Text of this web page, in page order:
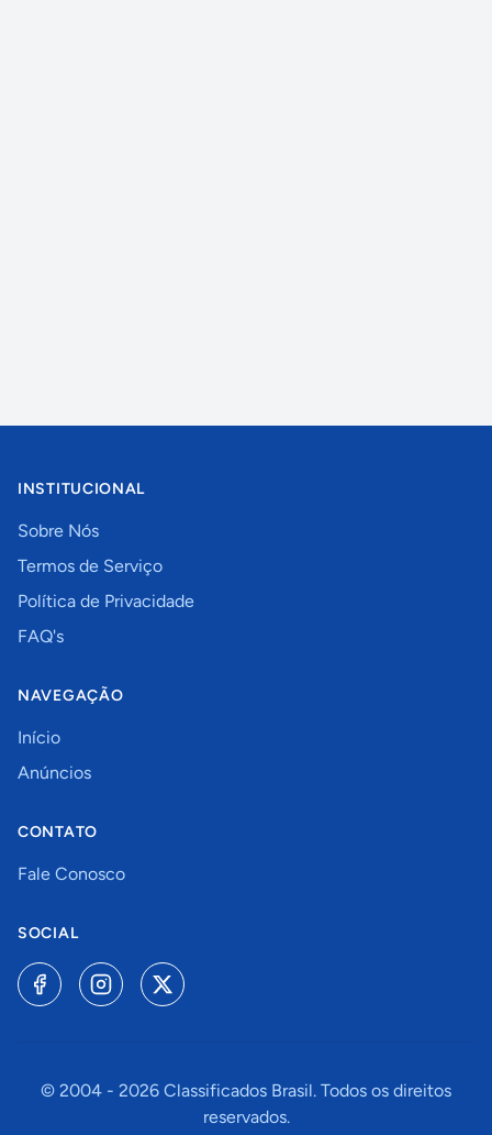
INSTITUCIONAL
Sobre Nós
Termos de Serviço
Política de Privacidade
FAQ's
NAVEGAÇÃO
Início
Anúncios
CONTATO
Fale Conosco
SOCIAL
© 2004 - 2026 Classificados Brasil. Todos os direitos
reservados.